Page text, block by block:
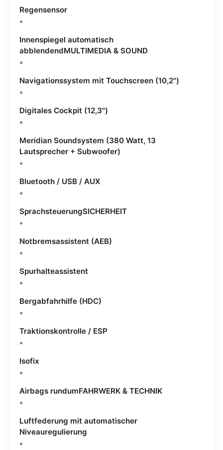
Regensensor
*
Innenspiegel automatisch
abblendendMULTIMEDIA & SOUND
*
Navigationssystem mit Touchscreen (10,2")
*
Digitales Cockpit (12,3")
*
Meridian Soundsystem (380 Watt, 13
Lautsprecher + Subwoofer)
*
Bluetooth / USB / AUX
*
SprachsteuerungSICHERHEIT
*
Notbremsassistent (AEB)
*
Spurhalteassistent
*
Bergabfahrhilfe (HDC)
*
Traktionskontrolle / ESP
*
Isofix
*
Airbags rundumFAHRWERK & TECHNIK
*
Luftfederung mit automatischer
Niveauregulierung
*